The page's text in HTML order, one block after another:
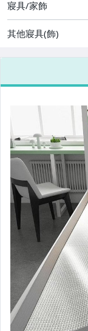
寢具/家飾
其他寢具(飾)